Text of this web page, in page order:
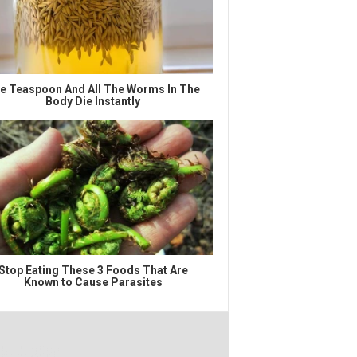
Teaspoon And All The Worms In The
Body Die Instantly
Eating These 3 Foods That Are
Known to Cause Parasites